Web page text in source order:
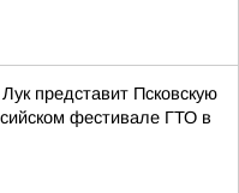
представит Псковскую
фестивале ГТО в